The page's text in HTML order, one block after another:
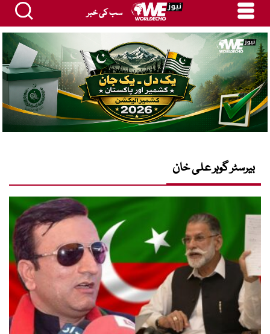
سب کی خبر
بیرسٹر گوہر علی خان